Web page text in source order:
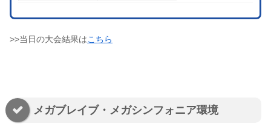
>>当日の大会結果はこちら
メガブレイブ・メガシンフォニア環境